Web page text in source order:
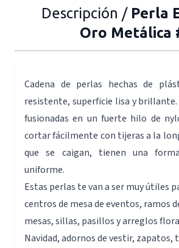
Descripción / Perla
Oro Metálica
Cadena de perlas hechas de
resistente, superficie lisa y
fusionadas en un fuerte hilo de
cortar fácilmente con tijeras a la
que se caigan, tienen una
uniforme.
Estas perlas te van a ser muy útiles
centros de mesa de eventos, ramos
mesas, sillas, pasillos y arreglos
Navidad, adornos de vestir, zapatos,